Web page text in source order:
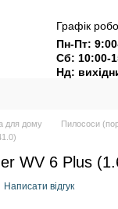
Графік
Пн-Пт:
Сб: 10:00-
Нд:
для дому Пилососи
WV 6 Plus
Написати відгук